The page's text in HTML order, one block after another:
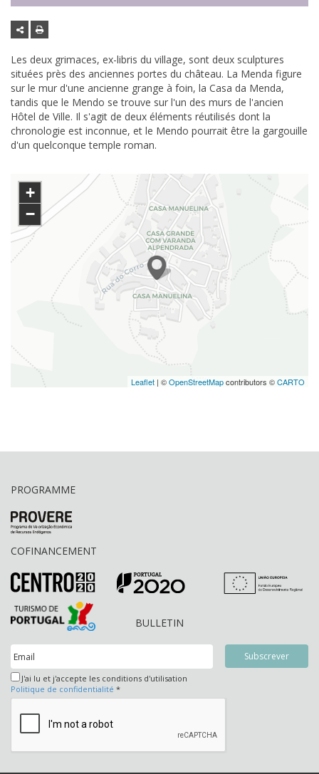
Les deux grimaces, ex-libris du village, sont deux sculptures
situées près des anciennes portes du château. La Menda figure
sur le mur d'une ancienne grange à foin, la Casa da Menda,
tandis que le Mendo se trouve sur l'un des murs de l'ancien
Hôtel de Ville. Il s'agit de deux éléments réutilisés dont la
chronologie est inconnue, et le Mendo pourrait être la gargouille
d'un quelconque temple roman.
+
−
Leaflet | ©OpenStreetMapcontributors ©CARTO
PROGRAMME
COFINANCEMENT
BULLETIN
J'ai lu et j'accepte les conditions d'utilisation
Politique de confidentialité *